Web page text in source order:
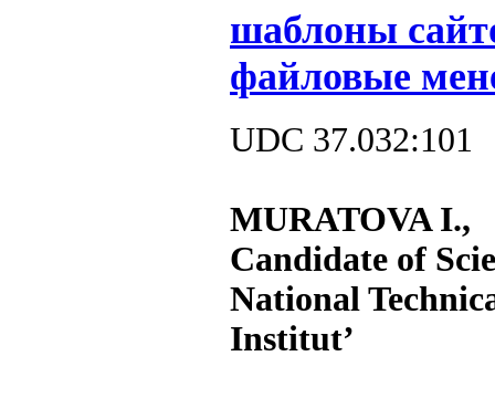
шаблоны
файловые
UDC 37.032:101
MURATOVA I.,
Candidate of
National
Institut’